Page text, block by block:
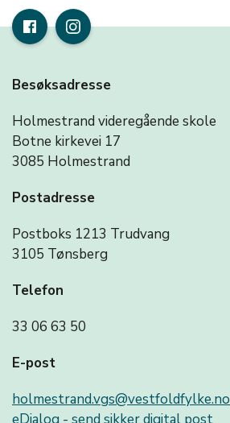
Besøksadresse
Holmestrand videregående skole
Botne kirkevei 17
3085 Holmestrand
Postadresse
Postboks 1213 Trudvang
3105 Tønsberg
Telefon
33 06 63 50
E-post
holmestrand.vgs@vestfoldfylke.no